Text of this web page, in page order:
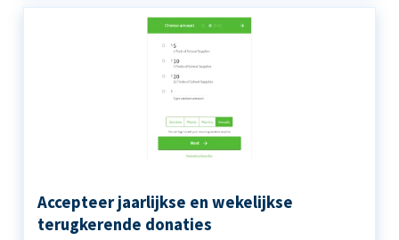
Accepteer jaarlijkse en wekelijkse
terugkerende donaties